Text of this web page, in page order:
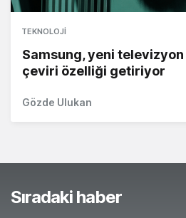
TEKNOLOJI
Samsung, yeni
çeviri özelliği getiriyor
Gözde Ulukan
Sıradaki haber